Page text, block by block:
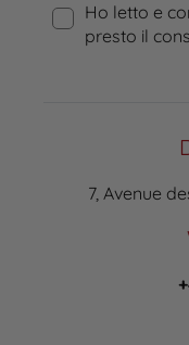
Ho letto e
presto il
7, Avenue